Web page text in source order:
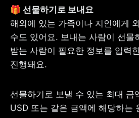
해외에 있는 가족이나 지인에게
수도 있어요. 보내는 사람이 선물
받는 사람이 필요한 정보를 입력
진행돼요.
선물하기로 보낼 수 있는 최대
USD 또는 같은 금액에 해당하는